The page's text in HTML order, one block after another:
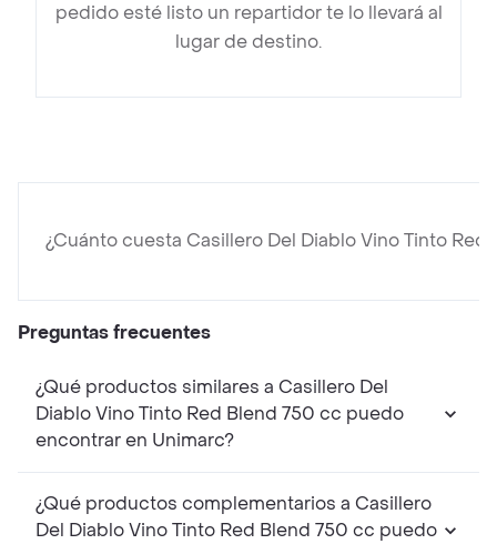
pedido esté listo un repartidor te lo llevará al
lugar de destino.
¿Cuánto cuesta Casillero Del Diablo Vino Tinto Red
Preguntas frecuentes
¿Qué productos similares a Casillero Del
Diablo Vino Tinto Red Blend 750 cc puedo
encontrar en Unimarc?
¿Qué productos complementarios a Casillero
Del Diablo Vino Tinto Red Blend 750 cc puedo